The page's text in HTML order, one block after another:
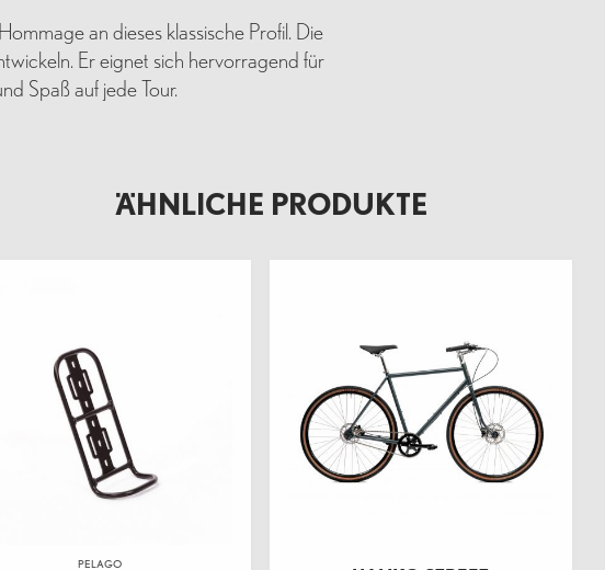
an dieses klassische Profil. Die
Er eignet sich hervorragend für
Spaß auf jede Tour.
ÄHNLICHE PRODUKTE
PELAGO